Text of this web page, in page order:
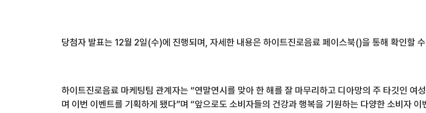
당첨자 발표는 12월 2일(수)에 진행되며 자세한 내용은 하이트진로음료 페이스북()을 통해 확인할
하이트진로음료 마케팅팀 관계자는 “연말연시를 맞아 한 해를 잘 마무리하고 디아망의 주 타깃인 여
며 이번 이벤트를 기획하게 됐다”며 “앞으로도 소비자들의 건강과 행복을 기원하는 다양한 소비자 이